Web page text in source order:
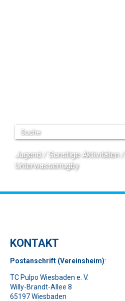
Jugend Sonstige Aktivitäten
Unterwasserrugby
KONTAKT
Postanschrift (Vereinsheim):
TC Pulpo Wiesbaden e. V.
Willy-Brandt-Allee 8
65197 Wiesbaden